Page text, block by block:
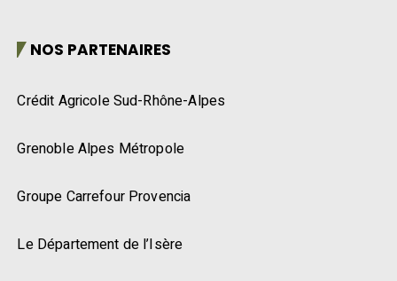
NOS PARTENAIRES
Crédit Agricole Sud-Rhône-Alpes
Grenoble Alpes Métropole
Groupe Carrefour Provencia
Le Département de l’Isère